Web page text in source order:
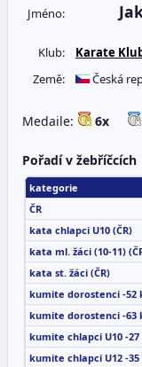
Jméno:
Klub:
Karate
Země:
Česká
Medaile: 6x
Pořadí v žebříčcích
kategorie
ČR
kata chlapci U10 (ČR)
kata ml. žáci (10-11)
kata st. žáci (ČR)
kumite dorostenci -52
kumite dorostenci -63
kumite chlapci U10 -27
kumite chlapci U12 -35